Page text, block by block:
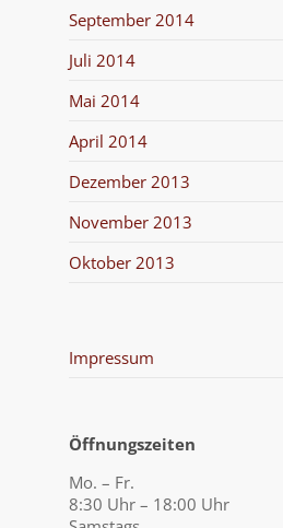
September 2014
Juli 2014
Mai 2014
April 2014
Dezember 2013
November 2013
Oktober 2013
Impressum
Öffnungszeiten
Mo. – Fr.
8:30 Uhr – 18:00 Uhr